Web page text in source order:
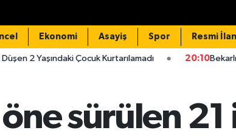
Ekonomi Asayiş Spor Resmi İlan
Kurtarılamadı 20:10Bekarlığa Veda Partisi
sürülen 21